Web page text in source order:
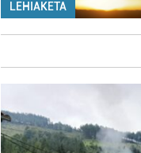
LEHIAKETA